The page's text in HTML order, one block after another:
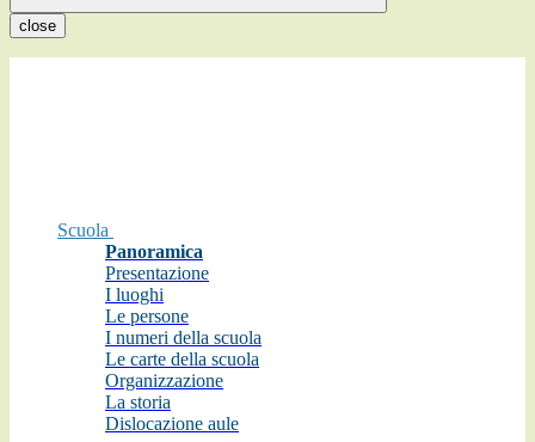
close
Scuola
Panoramica
Presentazione
I luoghi
Le persone
I numeri della scuola
Le carte della scuola
Organizzazione
La storia
Dislocazione aule